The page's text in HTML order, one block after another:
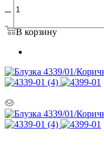
В корзину